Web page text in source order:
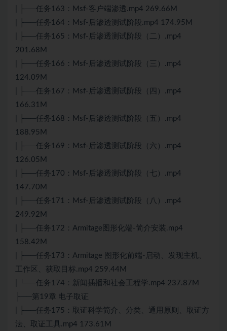
| ├──任务163：Msf-客户端渗透.mp4 269.66M
| ├──任务164：Msf-后渗透测试阶段.mp4 174.95M
| ├──任务165：Msf-后渗透测试阶段（二）.mp4
201.68M
| ├──任务166：Msf-后渗透测试阶段（三）.mp4
124.09M
| ├──任务167：Msf-后渗透测试阶段（四）.mp4
166.31M
| ├──任务168：Msf-后渗透测试阶段（五）.mp4
188.95M
| ├──任务169：Msf-后渗透测试阶段（六）.mp4
126.05M
| ├──任务170：Msf-后渗透测试阶段（七）.mp4
147.70M
| ├──任务171：Msf-后渗透测试阶段（八）.mp4
249.92M
| ├──任务172：Armitage图形化端-简介安装.mp4
158.42M
| ├──任务173：Armitage 图形化前端-启动、发现主机、
工作区、获取目标.mp4 259.44M
| └──任务174：新闻插播和社会工程学.mp4 237.87M
├──第19章 电子取证
| ├──任务175：取证科学简介、分类、通用原则、取证方
法、取证工具.mp4 173.61M